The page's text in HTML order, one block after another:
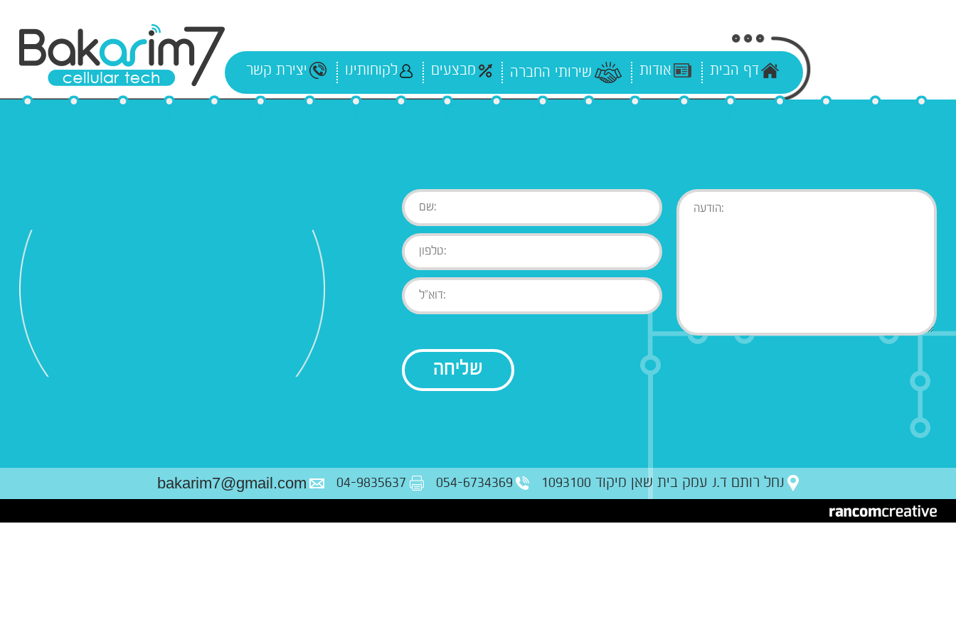
דף הבית אודות שירותי החברה מבצעים לקוחותינו יצירת קשר
נחל רותם ד.נ עמק בית שאן מיקוד 1093100 054-6734369
04-9835637
bakarim7@gmail.com